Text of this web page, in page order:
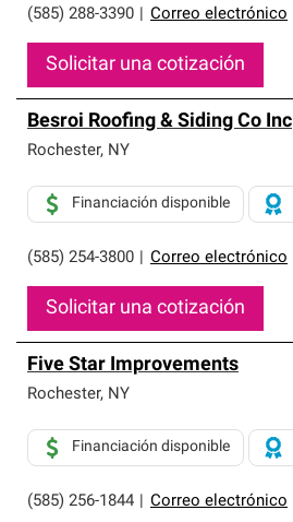
(585) 288-3390 Correo electrónico
Solicitar una cotización
Besroi Roofing & Siding Co Inc
Rochester, NY
(585) 254-3800 Correo electrónico
Financiación disponible
Solicitar una cotización
Five Star Improvements
Rochester, NY
(585) 256-1844 Correo electrónico
Financiación disponible